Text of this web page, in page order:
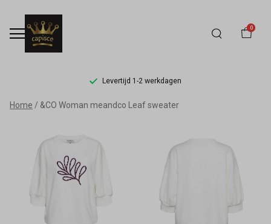
0
Levertijd 1-2 werkdagen
&CO
Woman
meandco
Leaf
sweater
Home &CO Woman meandco Leaf sweater